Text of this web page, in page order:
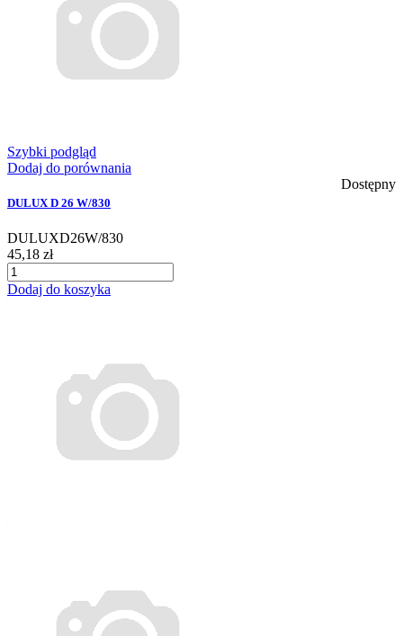
Szybki podgląd
Dodaj do porównania
Dostępny
DULUX D 26 W/830
DULUXD26W/830
45,18 zł
Dodaj do koszyka